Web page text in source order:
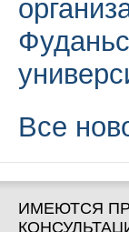
Все
ИМЕЮТСЯ